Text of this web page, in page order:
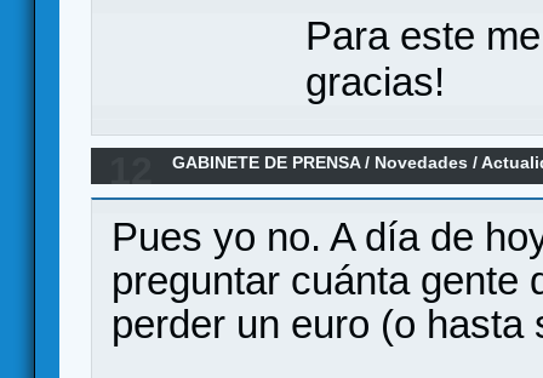
Para este
gracias!
GABINETE DE PRENSA/ Novedades /
El Banquete de Odín
Pues yo no. A día de
preguntar cuánta gente
perder un euro (o hasta